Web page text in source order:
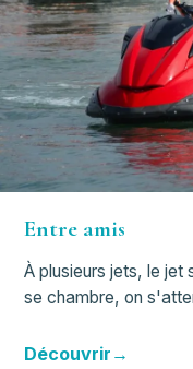
Entre amis
À plusieurs jets, le jet
se chambre, on
Découvrir